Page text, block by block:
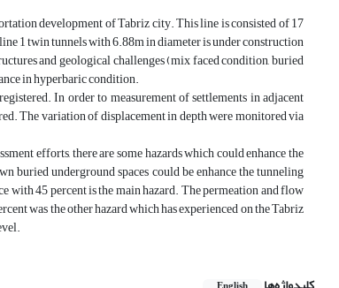
development of Tabriz city. This line is consisted of 17
1 twin tunnels with 6.88m in diameter is under construction
and geological challenges (mix faced condition, buried
in hyperbaric condition.
In order to measurement of settlements in adjacent
The variation of displacement in depth were monitored via
efforts, there are some hazards which could enhance the
buried underground spaces could be enhance the tunneling
with 45 percent is the main hazard. The permeation and flow
was the other hazard which has experienced on the Tabriz